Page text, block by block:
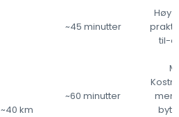
~40 km
~45 minutter
Høy
til-
~60 minutter
men